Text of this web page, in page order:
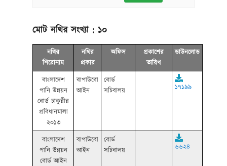
মোট নথির সংখ্যা : ১০
নথির
শিরোনাম
নথির
প্রকার
অফিস
প্রকাশের
তারিখ
ডাউনলোড
বাংলাদেশ
পানি উন্নয়ন
বোর্ড চাকুরীর
প্রবিধানমালা
২০১৩
বাপাউবো
আইন
বোর্ড
সচিবালয়
১৭১৯৯
বাংলাদেশ
পানি উন্নয়ন
বোর্ড আইন
বাপাউবো
আইন
বোর্ড
সচিবালয়
৬৬২৪